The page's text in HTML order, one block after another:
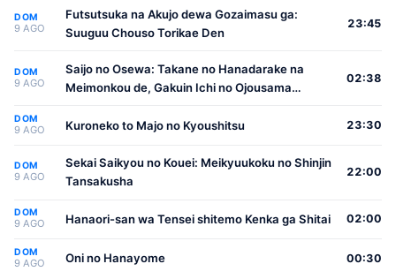
DOM
9 AGO
Futsutsuka na Akujo dewa Gozaimasu ga:
Suuguu Chouso Torikae Den
23:45
DOM
9 AGO
Saijo no Osewa: Takane no Hanadarake na
Meimonkou de, Gakuin Ichi no Ojousama
Osewa suru Koto ni Narimashita
02:38
DOM
9 AGO Kuroneko to Majo no Kyoushitsu 23:30
DOM
9 AGO
Sekai Saikyou no Kouei: Meikyuukoku no Shinjin
Tansakusha
22:00
DOM
9 AGO Hanaori-san wa Tensei shitemo Kenka ga Shitai 02:00
DOM
9 AGO Oni no Hanayome 00:30